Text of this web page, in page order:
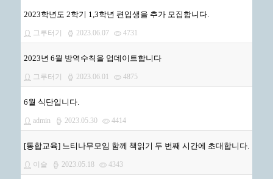
2023학년도 2학기 1,3학년 편입생을 추가 모집합니다.
그루터기 2023.06.07 4731
2023년 6월 방역수칙을 업데이트합니다
그루터기 2023.06.01 4875
6월 식단입니다.
admin 2023.05.30 4414
[통합교육] 느티나무모임 함께 책읽기 두 번째 시간에 초대합니다.
이슬 2023.05.18 4343